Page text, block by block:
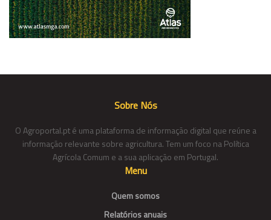
Sobre Nós
O Agroportal.pt é uma plataforma de informação digital que reúne a
informação relevante sobre agricultura. Tem um foco na Política
Agrícola Comum e a sua aplicação em Portugal.
Menu
Quem somos
Relatórios anuais